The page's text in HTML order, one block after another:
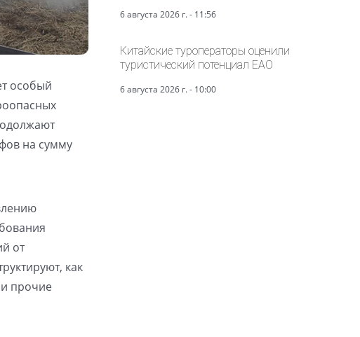
особый
на сумму
от
как
прочие
6 августа 2026 г. - 11:56
Китайские туроператоры оценили
туристический потенциал ЕАО
6 августа 2026 г. - 10:00